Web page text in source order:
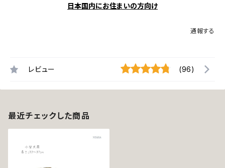
日本国内にお住まいの方向け
通報する
レビュー (96)
最近チェックした商品